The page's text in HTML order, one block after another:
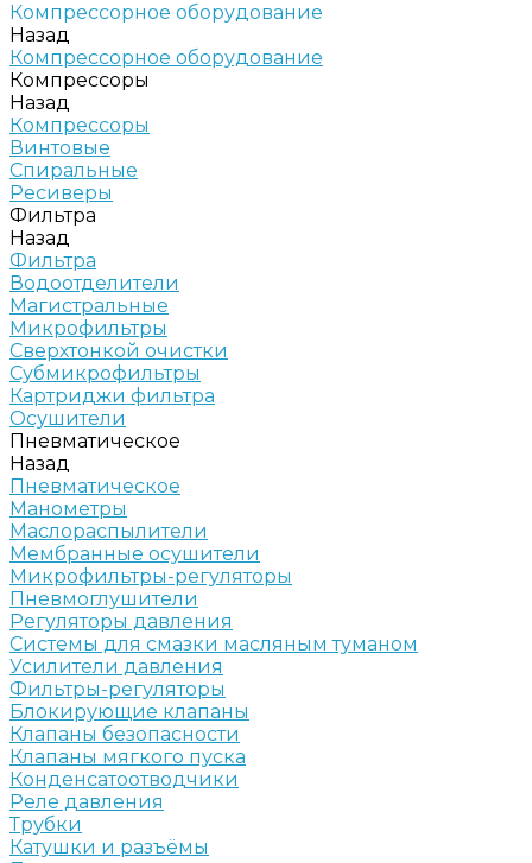
Компрессорное оборудование
Назад
Компрессорное оборудование
Компрессоры
Назад
Компрессоры
Винтовые
Спиральные
Ресиверы
Фильтра
Назад
Фильтра
Водоотделители
Магистральные
Микрофильтры
Сверхтонкой очистки
Субмикрофильтры
Картриджи фильтра
Осушители
Пневматическое
Назад
Пневматическое
Манометры
Маслораспылители
Мембранные осушители
Микрофильтры-регуляторы
Пневмоглушители
Регуляторы давления
Системы для смазки масляным туманом
Усилители давления
Фильтры-регуляторы
Блокирующие клапаны
Клапаны безопасности
Клапаны мягкого пуска
Конденсатоотводчики
Реле давления
Трубки
Катушки и разъёмы